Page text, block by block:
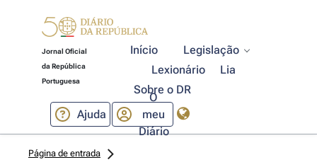
Jornal Oficial
da República
Portuguesa
Início
Legislação
Lexionário
Lia
Sobre o DR
Ajuda
O
meu
Diário
Página de entrada